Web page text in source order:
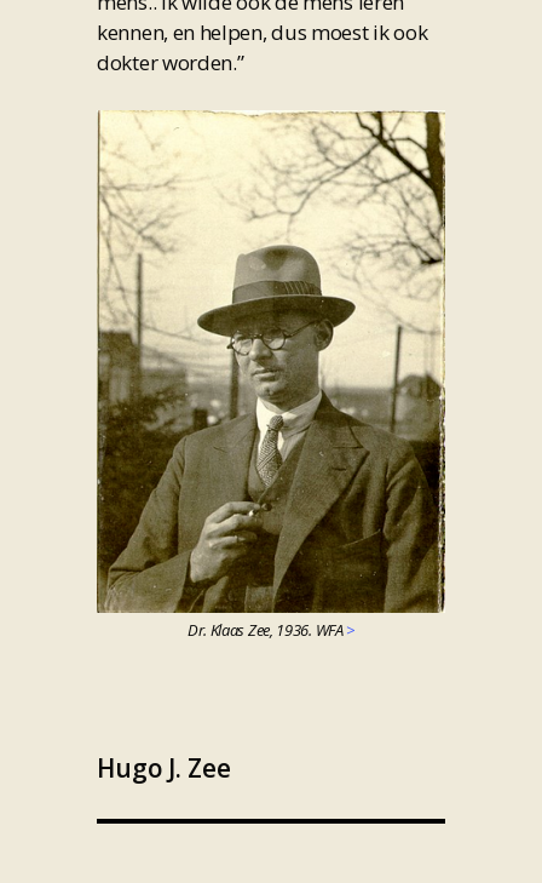
kennen, en helpen, dus moest ik ook
dokter worden.”
Dr. Klaas Zee, 1936. WFA>
Hugo J. Zee